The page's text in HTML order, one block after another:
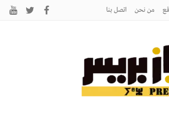
من نحن اتصل بنـا